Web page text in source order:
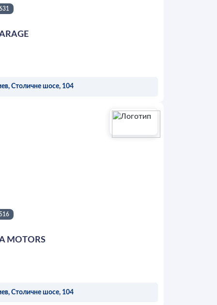
Столичне шосе, 104
MOTORS
Столичне шосе, 104